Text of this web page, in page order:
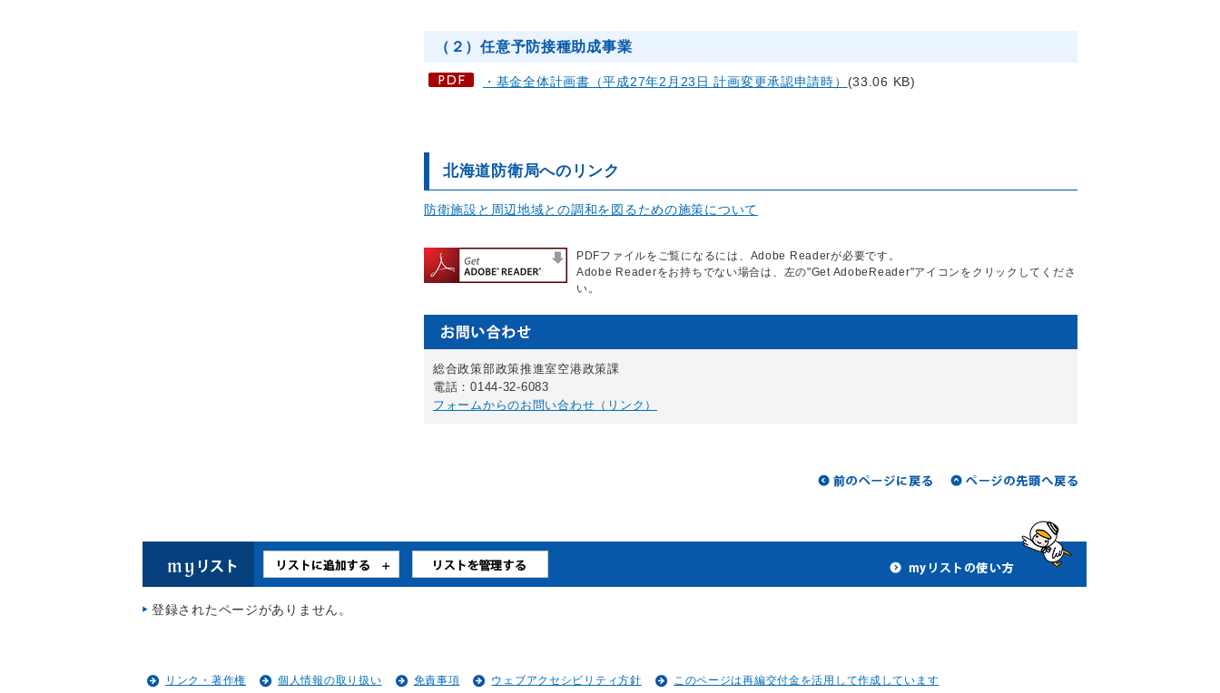
（２）任意予防接種助成事業
・基金全体計画書（平成27年2月23日 計画変更承認申請時） (33.06 KB)
北海道防衛局へのリンク
防衛施設と周辺地域との調和を図るための施策について
PDFファイルをご覧になるには、Adobe Readerが必要です。
Adobe Readerをお持ちでない場合は、左の"Get AdobeReader"アイコンをクリックしてくださ
い。
総合政策部政策推進室空港政策課
電話：0144-32-6083
フォームからのお問い合わせ（リンク）
登録されたページがありません。
リンク・著作権 個人情報の取り扱い 免責事項 ウェブアクセシビリティ方針 このページは再編交付金を活用して作成しています